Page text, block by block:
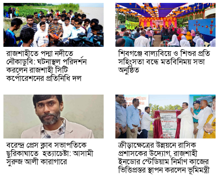
রাজশাহীতে পদ্মা নদীতে
নৌকাডুবি: ঘটনাস্থল পরিদর্শন
করলেন রাজশাহী সিটি
কর্পোরেশনের প্রতিনিধি দল
শিবগঞ্জে বাল্যবিয়ে ও শিশুর প্রতি
সহিংসতা বন্ধে মতবিনিময় সভা
অনুষ্ঠিত
বরেন্দ্র প্রেস ক্লাব সভাপতিকে
ছুরিকাঘাতে হত্যাচেষ্টা: আসামী
সুরুজ আলী কারাগারে
ক্রীড়াক্ষেত্রের উন্নয়নে রাসিক
প্রশাসকের উদ্যোগ, রাজশাহী
ইনডোর স্টেডিয়াম নির্মাণ কাজের
ভিত্তিপ্রস্তর স্থাপন করলেন ভূমিমন্ত্রী